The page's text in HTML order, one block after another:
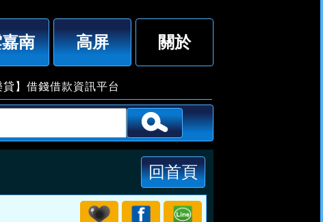
活錢讓你錢賺錢低利保密分期攤還「即樂貸」
南 高屏 關於
借款資訊平台
回首頁